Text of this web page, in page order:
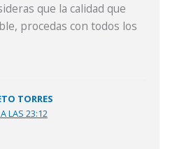
que la calidad que
procedas con todos los
TORRES
LAS 23:12